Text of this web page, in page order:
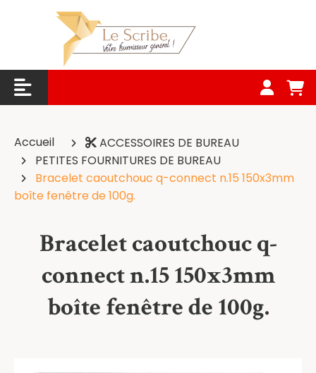
Accueil
ACCESSOIRES DE BUREAU
PETITES FOURNITURES DE BUREAU
Bracelet caoutchouc q-connect n.15 150x3mm
boîte fenêtre de 100g.
Bracelet caoutchouc q-
connect n.15 150x3mm
boîte fenêtre de 100g.